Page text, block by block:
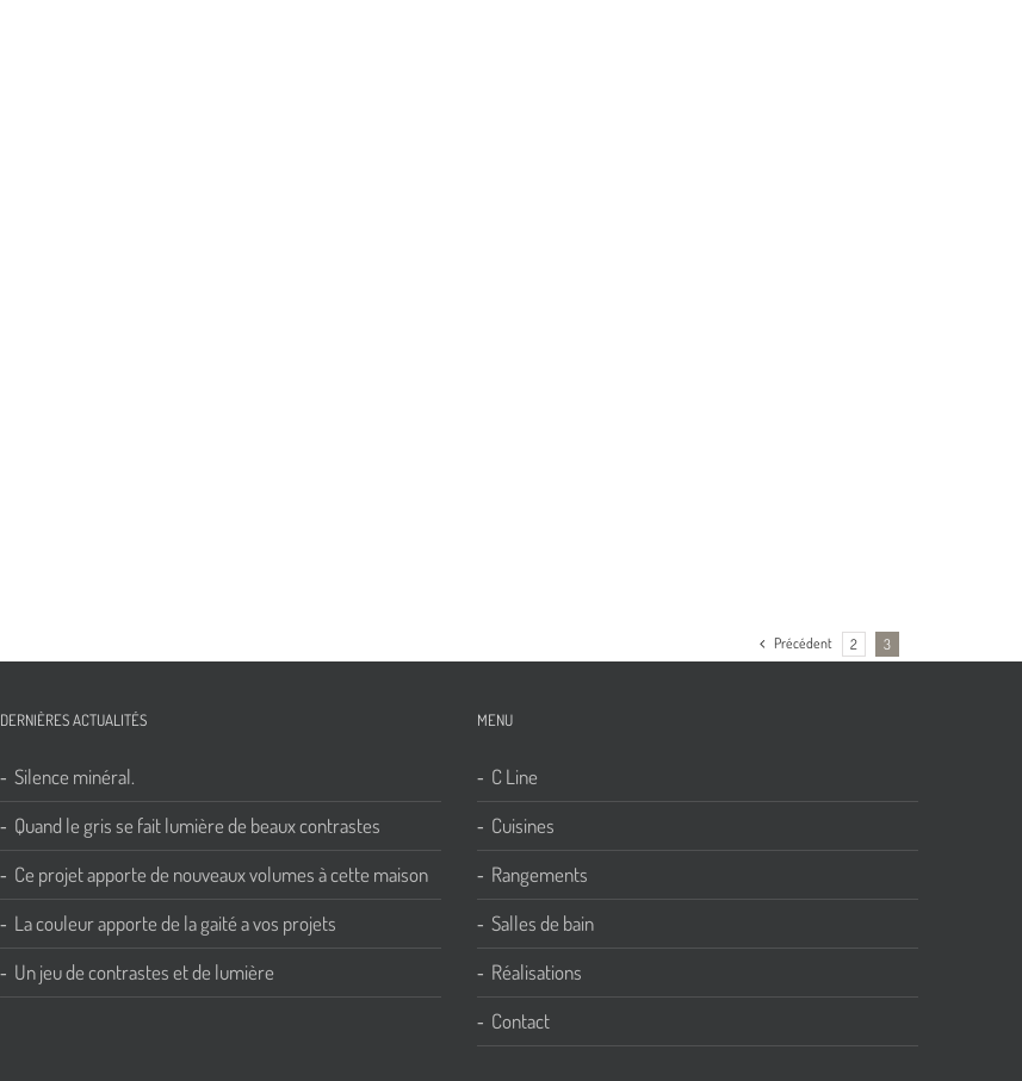
Précédent 2 3
DERNIÈRES ACTUALITÉS
Silence minéral.
Quand le gris se fait lumière de beaux contrastes
Ce projet apporte de nouveaux volumes à cette maison
La couleur apporte de la gaité a vos projets
Un jeu de contrastes et de lumière
MENU
C Line
Cuisines
Rangements
Salles de bain
Réalisations
Contact